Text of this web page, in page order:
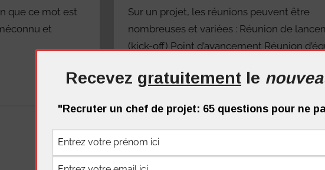
que ce mot est
et
Sur un projet, les réunions peuvent être
nombreuses et variées : Réunion de
(kick-off) Point d’avancement Réunion
La gouvernance
2 commentaires
Recevez gratuitement le
"Recruter un chef de projet: 65 questions pour ne